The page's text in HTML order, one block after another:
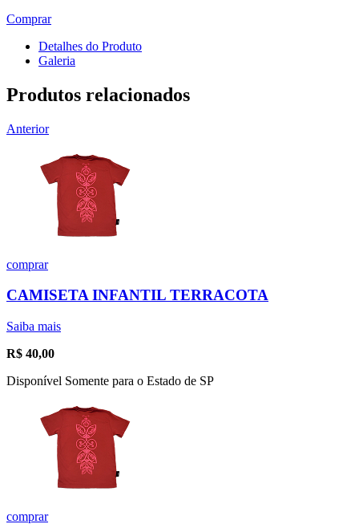
Comprar
Detalhes do Produto
Galeria
Produtos relacionados
Anterior
comprar
CAMISETA INFANTIL TERRACOTA
Saiba mais
R$ 40,00
Disponível Somente para o Estado de SP
comprar